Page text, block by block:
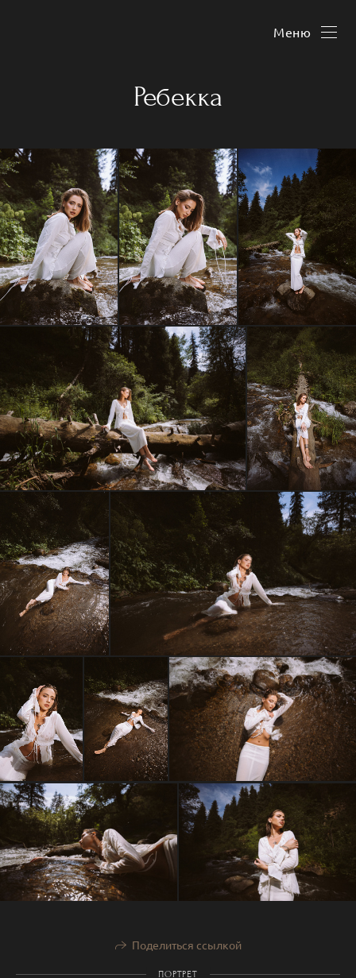
Меню
Ребекка
Поделиться ссылкой
ПОРТРЕТ